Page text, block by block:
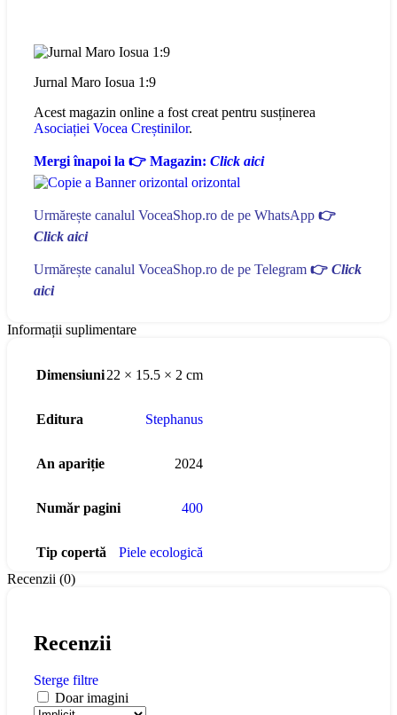
Jurnal Maro Iosua 1:9
Acest magazin online a fost creat pentru susținerea
Asociației Vocea Creștinilor.
Mergi înapoi la 👉 Magazin: Click aici
Urmărește canalul VoceaShop.ro de pe WhatsApp 👉
Click aici
Urmărește canalul VoceaShop.ro de pe Telegram 👉 Click
aici
Informații suplimentare
Dimensiuni22 × 15.5 × 2 cm
Editura Stephanus
An apariție 2024
Număr pagini 400
Tip copertă
Piele ecologică
Recenzii (0)
Recenzii
Sterge filtre
Doar imagini